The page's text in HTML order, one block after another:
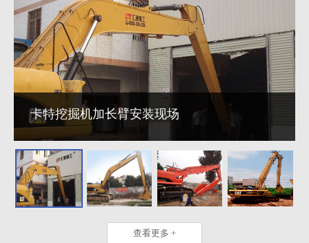
卡特挖掘机加长臂安装现场
查看更多 +